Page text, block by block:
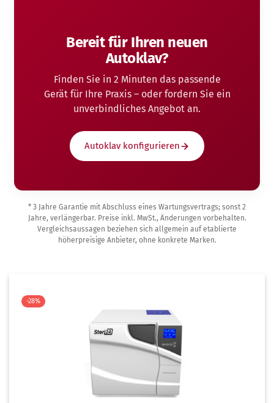
Bereit für Ihren neuen
Autoklav?
Finden Sie in 2 Minuten das passende
Gerät für Ihre Praxis – oder fordern Sie ein
unverbindliches Angebot an.
Autoklav konfigurieren
* 3 Jahre Garantie mit Abschluss eines Wartungsvertrags; sonst 2
Jahre, verlängerbar. Preise inkl. MwSt., Änderungen vorbehalten.
Vergleichsaussagen beziehen sich allgemein auf etablierte
höherpreisige Anbieter, ohne konkrete Marken.
-28%